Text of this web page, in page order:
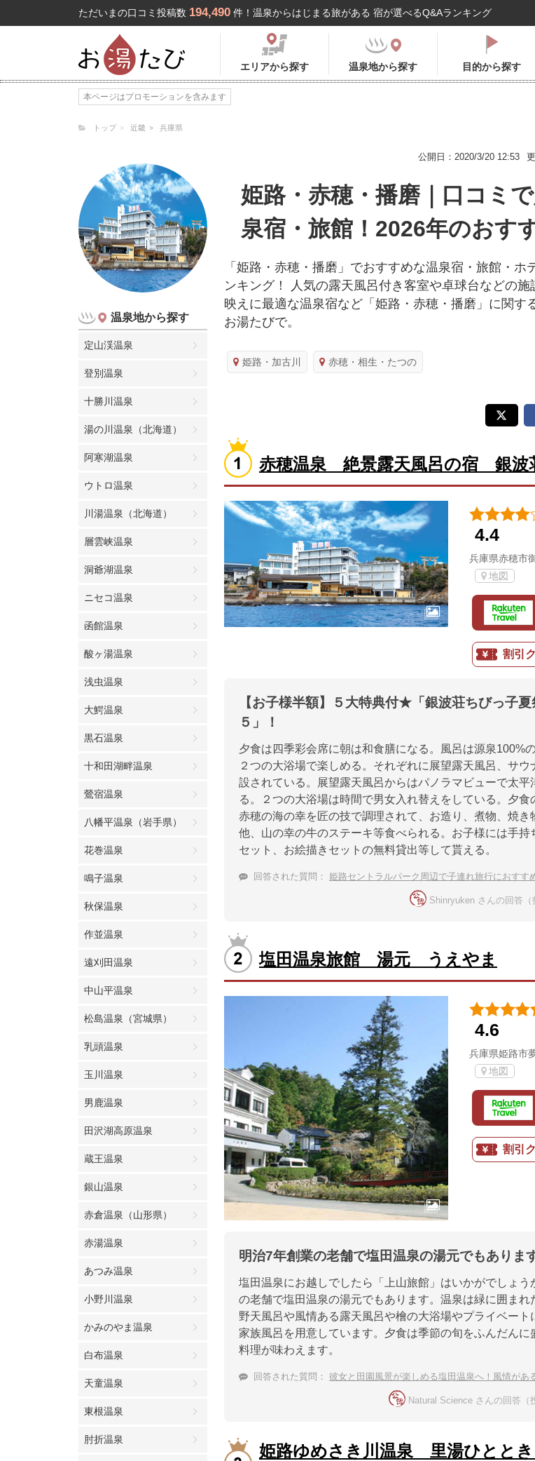
ただいまの口コミ投稿数 194,490 件！温泉からはじまる旅がある 宿が選べるQ&Aランキング
エリアから探す 温泉地から探す 目的から探す
本ページはプロモーションを含みます
トップ 近畿 兵庫県
公開日：2020/3/20 12:53
温泉地から探す
定山渓温泉
登別温泉
十勝川温泉
湯の川温泉（北海道）
阿寒湖温泉
ウトロ温泉
川湯温泉（北海道）
層雲峡温泉
洞爺湖温泉
ニセコ温泉
函館温泉
酸ヶ湯温泉
浅虫温泉
大鰐温泉
黒石温泉
十和田湖畔温泉
鶯宿温泉
八幡平温泉（岩手県）
花巻温泉
鳴子温泉
秋保温泉
作並温泉
遠刈田温泉
中山平温泉
松島温泉（宮城県）
乳頭温泉
玉川温泉
男鹿温泉
田沢湖高原温泉
蔵王温泉
銀山温泉
赤倉温泉（山形県）
赤湯温泉
あつみ温泉
小野川温泉
かみのやま温泉
白布温泉
天童温泉
東根温泉
肘折温泉
姫路・赤穂・播磨｜口コミ
泉宿・旅館！2026年のおす
「姫路・赤穂・播磨」でおすすめな温泉宿・旅館・ホ
ンキング！ 人気の露天風呂付き客室や卓球台などの施
映えに最適な温泉宿など「姫路・赤穂・播磨」に関す
お湯たびで。
姫路・加古川 赤穂・相生・たつの
赤穂温泉 絶景露天風呂の宿 銀波
4.4
兵庫県赤穂市
地図
割引
【お子様半額】５大特典付★「銀波荘ちびっ子夏
５」！
夕食は四季彩会席に朝は和食膳になる。風呂は源泉100%
２つの大浴場で楽しめる。それぞれに展望露天風呂、サウ
設されている。展望露天風呂からはパノラマビューで太平
る。２つの大浴場は時間で男女入れ替えをしている。夕食
赤穂の海の幸を匠の技で調理されて、お造り、煮物、焼き
他、山の幸の牛のステーキ等食べられる。お子様には手持
セット、お絵描きセットの無料貸出等して貰える。
回答された質問： 姫路セントラルパーク周辺で子連れ旅行におすす
Shinryuken さんの回答（
塩田温泉旅館 湯元 うえやま
4.6
兵庫県姫路市
地図
割引
明治7年創業の老舗で塩田温泉の湯元でもあります
塩田温泉にお越しでしたら「上山旅館」はいかがでしょう
の老舗で塩田温泉の湯元でもあります。温泉は緑に囲まれ
野天風呂や風情ある露天風呂や檜の大浴場やプライベート
家族風呂を用意しています。夕食は季節の旬をふんだんに
料理が味わえます。
回答された質問： 彼女と田園風景が楽しめる塩田温泉へ！風情があ
Natural Science さんの回答（
姫路ゆめさき川温泉 里湯ひとと